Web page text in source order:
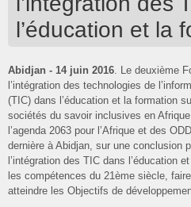
l’éducation et la
Abidjan - 14 juin 2016. Le deuxième
l’intégration des technologies de
(TIC) dans l’éducation et la formation
sociétés du savoir inclusives en
l’agenda 2063 pour l’Afrique et des
dernière à Abidjan, sur une conclusion
l’intégration des TIC dans l’éducation
les compétences du 21ème siècle,
atteindre les Objectifs de